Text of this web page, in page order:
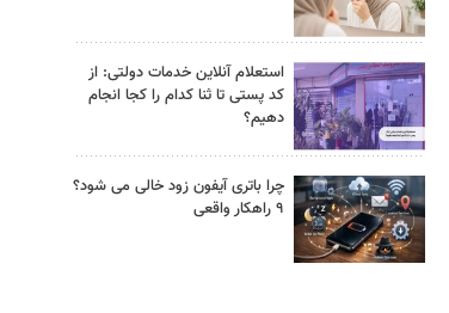
استعلام آنلاین خدمات دولتی: از
کد پستی تا ثنا کدام را کجا انجام
دهیم؟
چرا باتری آیفون زود خالی می شود؟
۹ راهکار واقعی